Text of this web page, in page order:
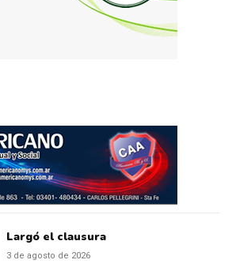
Largó el clausura
3 de agosto de 2026